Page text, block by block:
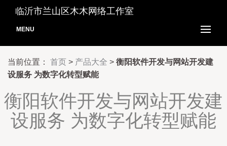
临沂市兰山区木木网络工作室
MENU
当前位置： 首页 > 产品大全 > 衡阳软件开发与网站开发建
设服务 为数字化转型赋能
衡阳软件开发与网站开发建
设服务 为数字化转型赋能